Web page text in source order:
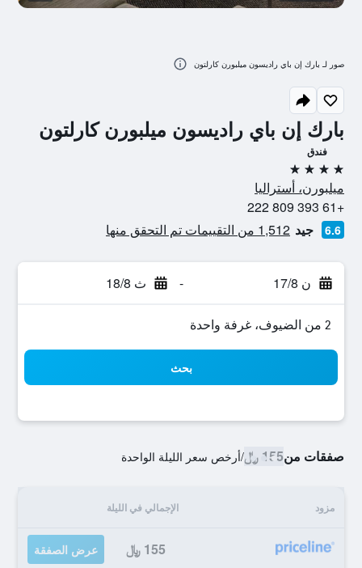
بارك إن باي راديسون ميلبورن كارلتون
فندق
4 نجوم
ميلبورن، أستراليا
+61 393 809 222
6.6 جيد 1,512 من التقييمات تم التحقق منها
ن 17/8 - ث 18/8
2 من الضيوف، غرفة واحدة
بحث
صفقات من155 ﷼ /أرخص سعر الليلة الواحدة
مزود الإجمالي في الليلة
155 ﷼ عرض الصفقة
صور لـ بارك إن باي راديسون ميلبورن كارلتون